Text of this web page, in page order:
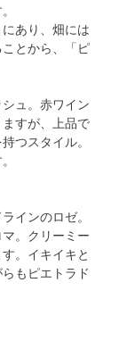
あり、畑には
ことから、「ピ
ュ。赤ワイン
すが、上品で
つスタイル。
インのロゼ。
。クリーミー
。イキイキと
もピエトラド